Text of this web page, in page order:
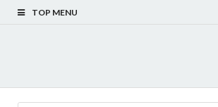
TOP MENU